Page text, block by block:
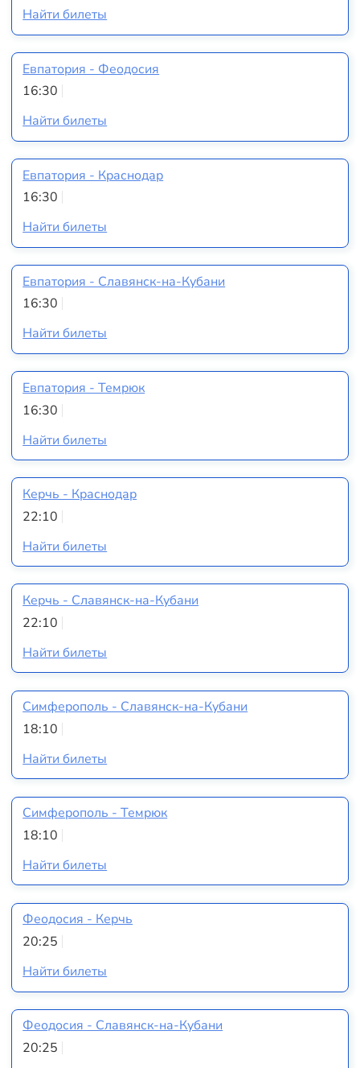
Найти билеты
Евпатория - Феодосия
16:30
Найти билеты
Евпатория - Краснодар
16:30
Найти билеты
Евпатория - Славянск-на-Кубани
16:30
Найти билеты
Евпатория - Темрюк
16:30
Найти билеты
Керчь - Краснодар
22:10
Найти билеты
Керчь - Славянск-на-Кубани
22:10
Найти билеты
Симферополь - Славянск-на-Кубани
18:10
Найти билеты
Симферополь - Темрюк
18:10
Найти билеты
Феодосия - Керчь
20:25
Найти билеты
Феодосия - Славянск-на-Кубани
20:25